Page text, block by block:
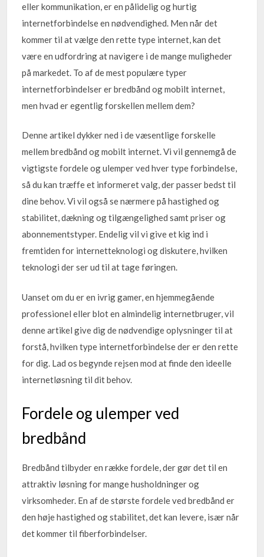
eller kommunikation, er en pålidelig og hurtig
internetforbindelse en nødvendighed. Men når det
kommer til at vælge den rette type internet, kan det
være en udfordring at navigere i de mange muligheder
på markedet. To af de mest populære typer
internetforbindelser er bredbånd og mobilt internet,
men hvad er egentlig forskellen mellem dem?
Denne artikel dykker ned i de væsentlige forskelle
mellem bredbånd og mobilt internet. Vi vil gennemgå de
vigtigste fordele og ulemper ved hver type forbindelse,
så du kan træffe et informeret valg, der passer bedst til
dine behov. Vi vil også se nærmere på hastighed og
stabilitet, dækning og tilgængelighed samt priser og
abonnementstyper. Endelig vil vi give et kig ind i
fremtiden for internetteknologi og diskutere, hvilken
teknologi der ser ud til at tage føringen.
Uanset om du er en ivrig gamer, en hjemmegående
professionel eller blot en almindelig internetbruger, vil
denne artikel give dig de nødvendige oplysninger til at
forstå, hvilken type internetforbindelse der er den rette
for dig. Lad os begynde rejsen mod at finde den ideelle
internetløsning til dit behov.
Fordele og ulemper ved
bredbånd
Bredbånd tilbyder en række fordele, der gør det til en
attraktiv løsning for mange husholdninger og
virksomheder. En af de største fordele ved bredbånd er
den høje hastighed og stabilitet, det kan levere, især når
det kommer til fiberforbindelser.